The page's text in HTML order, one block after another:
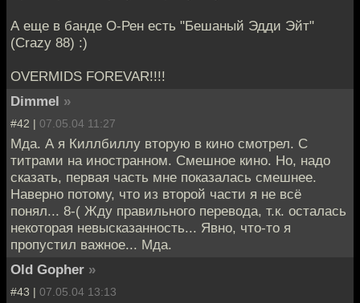
А еще в банде О-Рен есть "Бешаный Эдди Эйт"
(Crazy 88) :)
OVERMIDS FOREVAR!!!!
Dimmel »
#42 | 07.05.04 11:27
Мда. А я Киллбиллу вторую в кино смотрел. С
титрами на иностранном. Смешное кино. Но, надо
сказать, первая часть мне показалась смешнее.
Наверно потому, что из второй части я не всё
понял... 8-( Жду правильного перевода, т.к. осталась
некоторая невысказанность... Явно, что-то я
пропустил важное... Мда.
Old Gopher »
#43 | 07.05.04 13:13